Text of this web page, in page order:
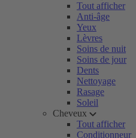
Tout afficher
Anti-âge
Yeux
Lèvres
Soins de nuit
Soins de jour
Dents
Nettoyage
Rasage
Soleil
Cheveux
Tout afficher
Conditionneur